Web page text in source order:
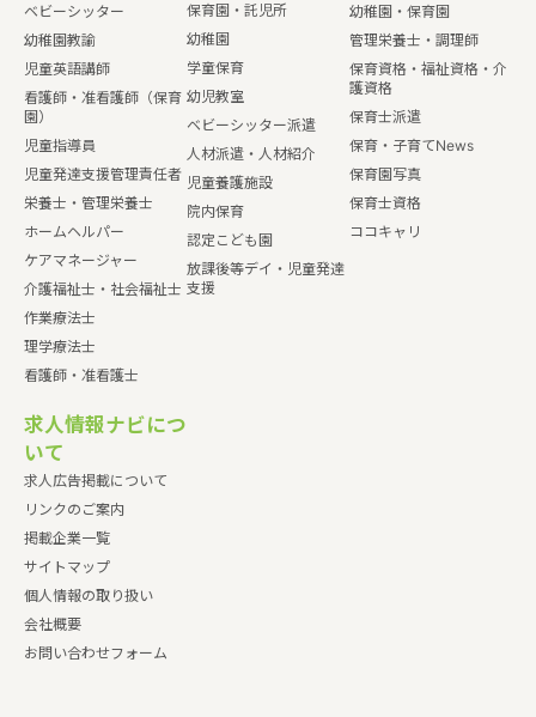
ベビーシッター
幼稚園教諭
児童英語講師
看護師・准看護師（保育
園）
児童指導員
児童発達支援管理責任者
栄養士・管理栄養士
ホームヘルパー
ケアマネージャー
介護福祉士・社会福祉士
作業療法士
理学療法士
看護師・准看護士
保育園・託児所
幼稚園
学童保育
幼児教室
ベビーシッター派遣
人材派遣・人材紹介
児童養護施設
院内保育
認定こども園
放課後等デイ・児童発達
支援
幼稚園・保育園
管理栄養士・調理師
保育資格・福祉資格・介
護資格
保育士派遣
保育・子育てNews
保育園写真
保育士資格
ココキャリ
求人情報ナビにつ
いて
求人広告掲載について
リンクのご案内
掲載企業一覧
サイトマップ
個人情報の取り扱い
会社概要
お問い合わせフォーム